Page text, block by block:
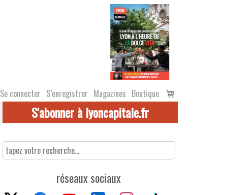
Se connecter S’enregistrer Magazines Boutique
Voir
le
S'abonner à lyoncapitale.fr
réseaux sociaux